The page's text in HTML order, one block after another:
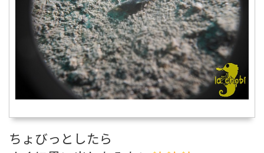
ちょびっとしたら